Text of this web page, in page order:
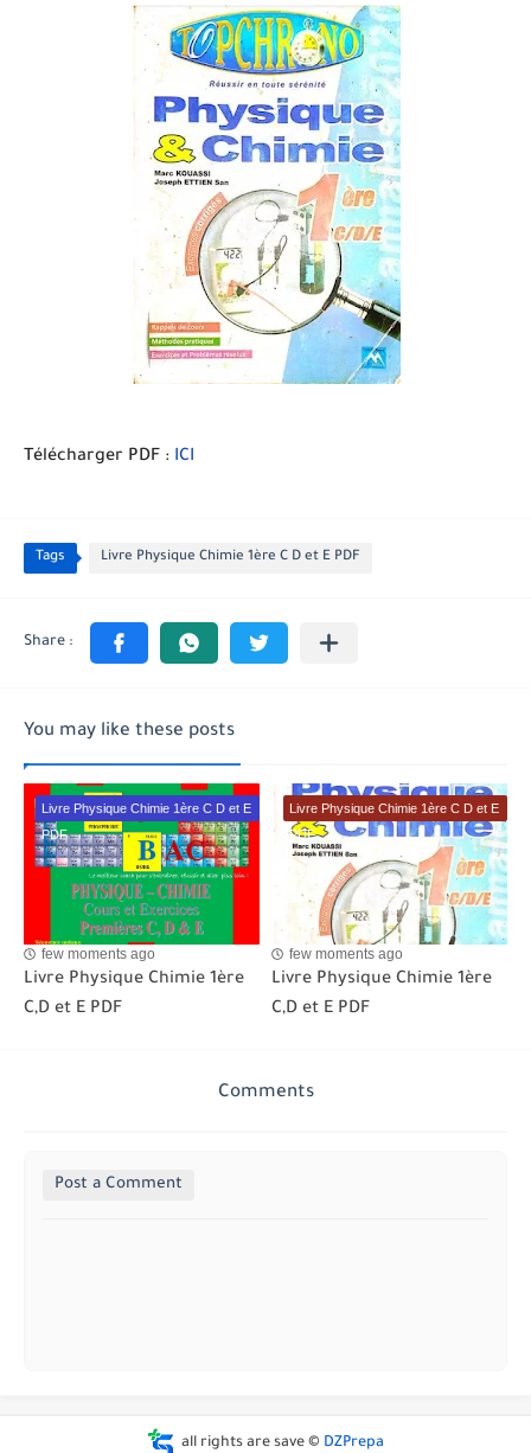
Télécharger PDF : ICI
Tags Livre Physique Chimie 1ère C D et E PDF
You may like these posts
Livre Physique Chimie 1ère C D et E
PDF
few moments ago
Livre Physique Chimie 1ère
C,D et E PDF
Livre Physique Chimie 1ère C D et E
PDF
few moments ago
Livre Physique Chimie 1ère
C,D et E PDF
Comments
Post a Comment
all rights are save © DZPrepa